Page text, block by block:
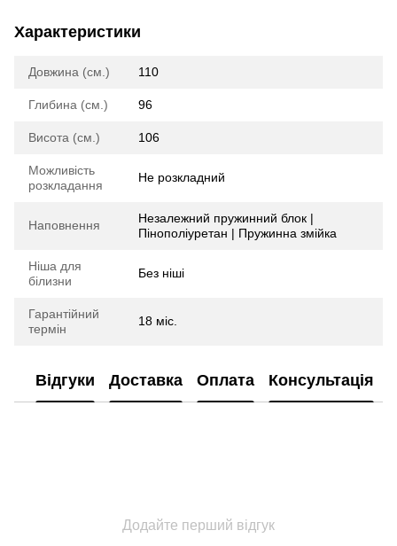
Характеристики
Довжина (см.) 110
Глибина (см.) 96
Висота (см.) 106
Можливість
розкладання
Не розкладний
Наповнення
Незалежний пружинний блок |
Пінополіуретан | Пружинна змійка
Ніша для
білизни
Без ніші
Гарантійний
термін
18 міс.
Відгуки Доставка Оплата Консультація
Додайте перший відгук